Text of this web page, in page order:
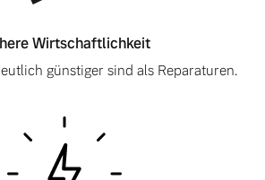
Wirtschaftlichkeit
günstiger sind als Reparaturen.